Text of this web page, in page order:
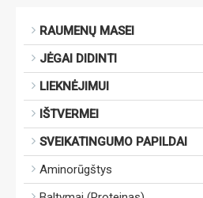
RAUMENŲ MASEI
JĖGAI DIDINTI
LIEKNĖJIMUI
IŠTVERMEI
SVEIKATINGUMO PAPILDAI
Aminorūgštys